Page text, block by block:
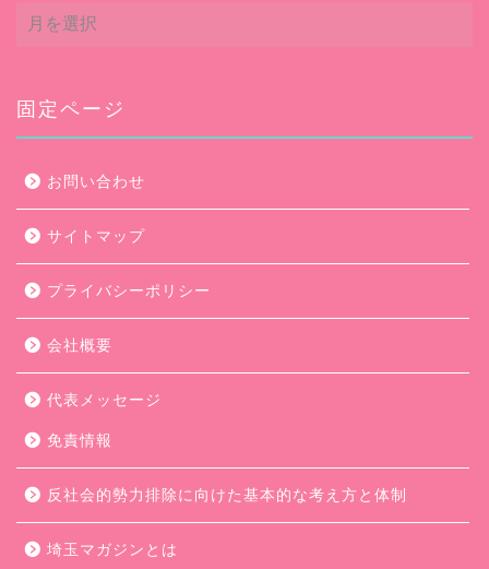
ア
ー
ブ
固定ページ
お問い合わせ
サイトマップ
プライバシーポリシー
会社概要
代表メッセージ
免責情報
反社会的勢力排除に向けた基本的な考え方と体制
埼玉マガジンとは